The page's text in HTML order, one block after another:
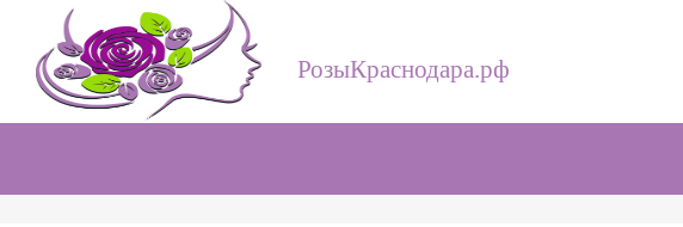
РозыКраснодара.рф